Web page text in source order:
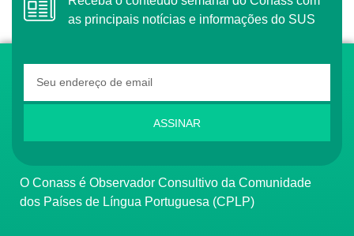
as principais notícias e informações do SUS
ASSINAR
O Conass é Observador Consultivo da Comunidade
dos Países de Língua Portuguesa (CPLP)